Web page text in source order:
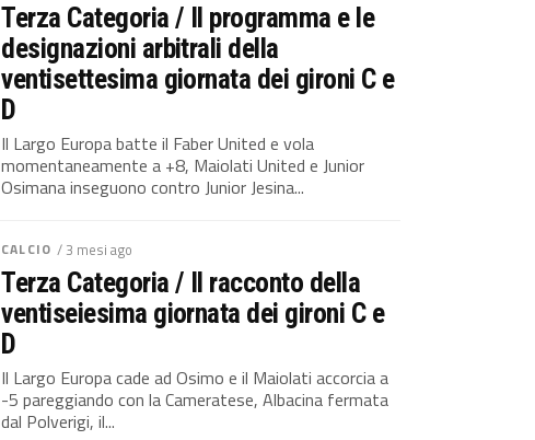
Terza Categoria / Il programma e le
designazioni arbitrali della
ventisettesima giornata dei gironi C e
D
Il Largo Europa batte il Faber United e vola
momentaneamente a +8, Maiolati United e Junior
Osimana inseguono contro Junior Jesina...
CALCIO / 3 mesi ago
Terza Categoria / Il racconto della
ventiseiesima giornata dei gironi C e
D
Il Largo Europa cade ad Osimo e il Maiolati accorcia a
-5 pareggiando con la Cameratese, Albacina fermata
dal Polverigi, il...